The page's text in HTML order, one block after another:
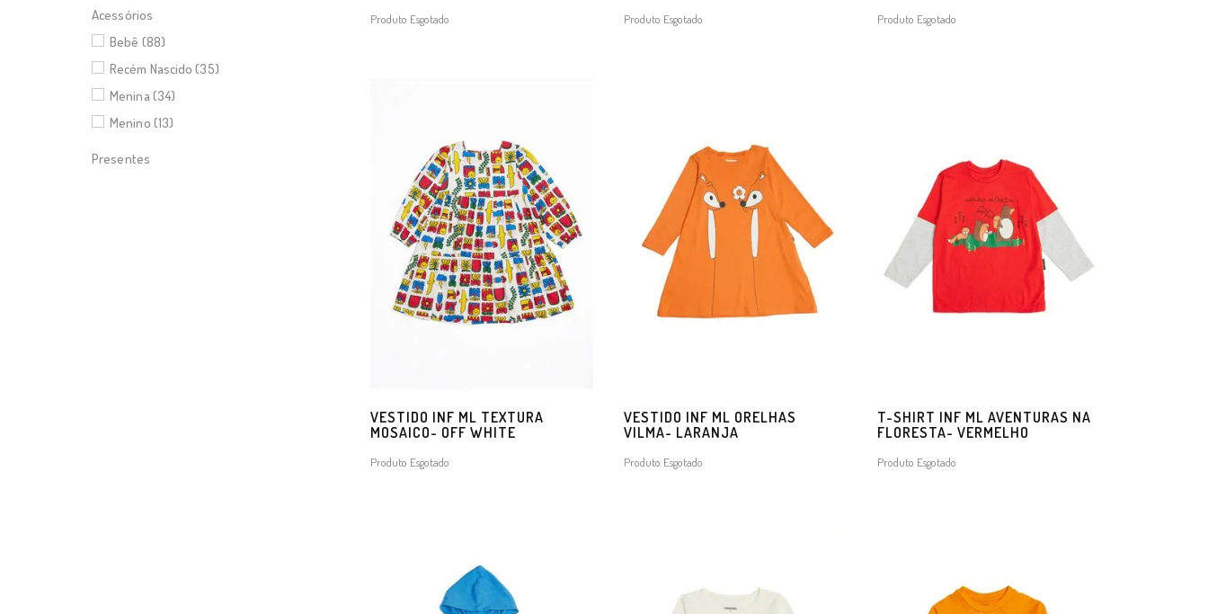
Acessórios
Bebê (88)
Recém Nascido (35)
Menina (34)
Menino (13)
Presentes
Produto Esgotado Produto Esgotado Produto Esgotado
VESTIDO INF ML TEXTURA
MOSAICO- OFF WHITE
Produto Esgotado
VESTIDO INF ML ORELHAS
VILMA- LARANJA
Produto Esgotado
T-SHIRT INF ML AVENTURAS NA
FLORESTA- VERMELHO
Produto Esgotado